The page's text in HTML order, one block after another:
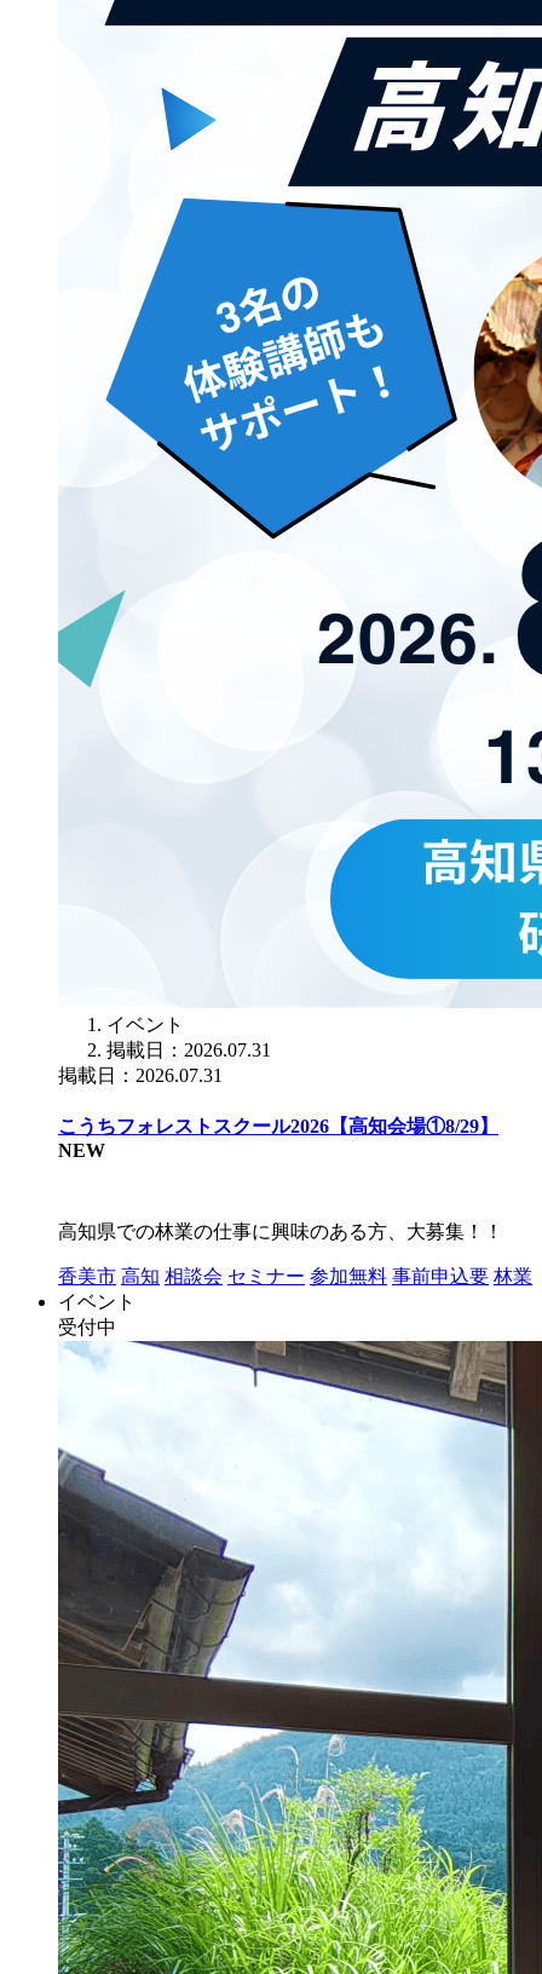
イベント
掲載日：2026.07.31
掲載日：2026.07.31
こうちフォレストスクール2026【高知会場①8/29】
NEW
高知県での林業の仕事に興味のある方、大募集！！
香美市 高知 相談会 セミナー 参加無料 事前申込要 林業
イベント
受付中